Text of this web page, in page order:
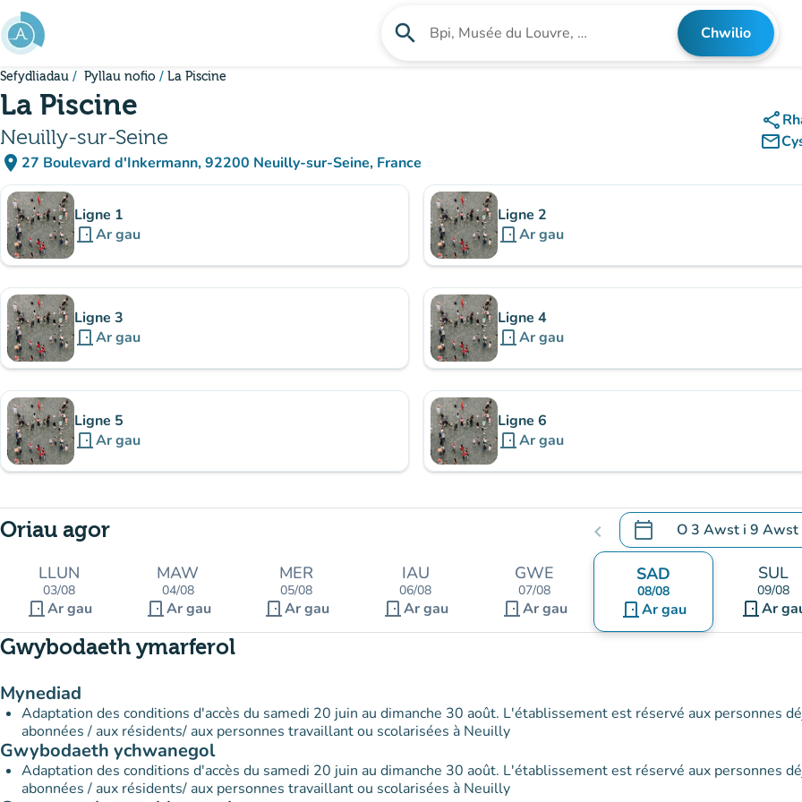
Mynd i'r prif gynnwys
search Chwilio am sefydliad Chwilio
Sefydliadau Pyllau nofio La Piscine
La Piscine
Neuilly-sur-Seine
place 27 Boulevard d'Inkermann, 92200 Neuilly-sur-Seine, France
(agor yn Google Maps)
(tab newydd)
share
mail_outline
Is-sefydliadau
Ligne 1
door_front Ar gau
Ligne 2
door_front Ar gau
Ligne 3
door_front Ar gau
Ligne 4
door_front Ar gau
Ligne 5
door_front Ar gau
Ligne 6
door_front Ar gau
Oriau agor chevron_left calendar_today O3 Awst i 9 Awst
.Agor y calendr i newid
LLUN
03/08
door_frontAr gau
MAW
04/08
door_front Ar gau
MER
05/08
door_frontAr gau
IAU
06/08
door_front Ar gau
GWE
07/08
door_front Ar gau
SAD
08/08
door_frontAr gau
SUL
09/08
door_front Ar
Gwybodaeth ymarferol
Mynediad
Adaptation des conditions d'accès du samedi 20 juin au dimanche 30 août. L'établissement est réservé aux personnes
abonnées / aux résidents/ aux personnes travaillant ou scolarisées à Neuilly
Gwybodaeth ychwanegol
Adaptation des conditions d'accès du samedi 20 juin au dimanche 30 août. L'établissement est réservé aux personnes
abonnées / aux résidents/ aux personnes travaillant ou scolarisées à Neuilly